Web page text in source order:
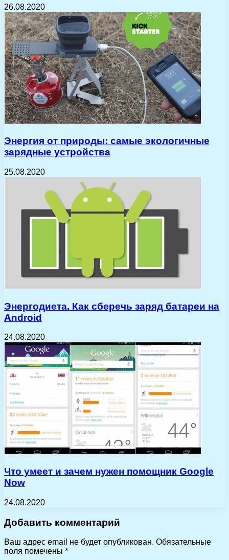
26.08.2020
Энергия от природы: самые экологичные
зарядные устройства
25.08.2020
Энергодиета. Как сберечь заряд батареи на
Android
24.08.2020
Что умеет и зачем нужен помощник Google
Now
24.08.2020
Добавить комментарий
Ваш адрес email не будет опубликован. Обязательные
поля помечены *